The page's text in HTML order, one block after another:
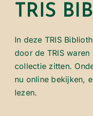
TRIS
In deze TRIS
door de TRIS
collectie zitten.
nu online bekijken,
lezen.